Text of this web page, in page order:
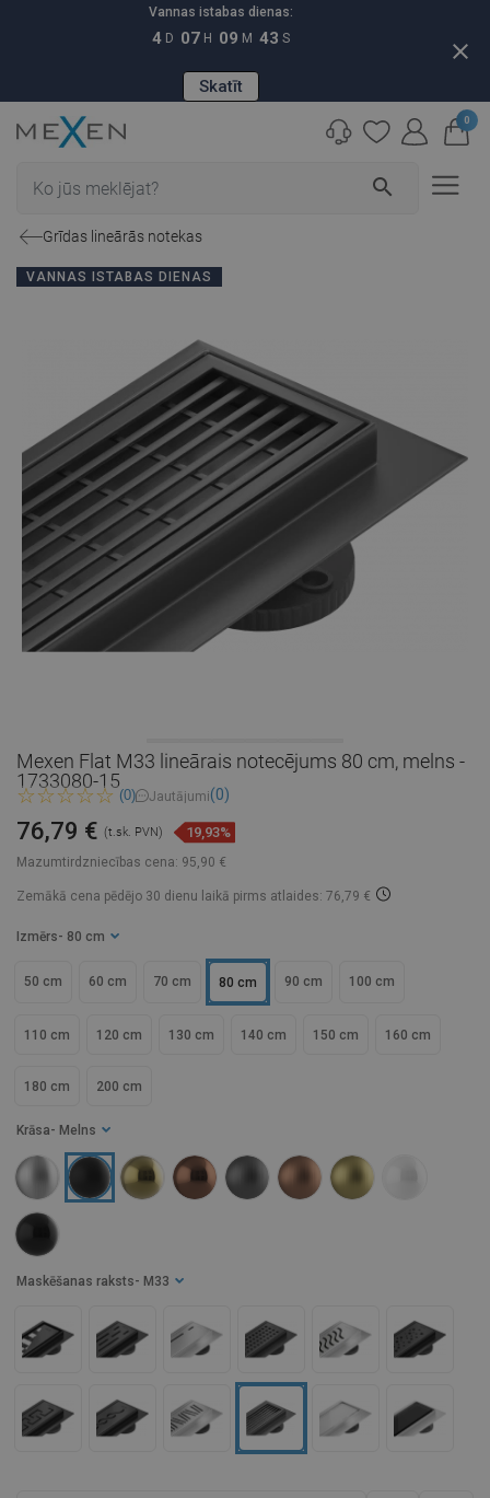
Vannas istabas dienas:
4 D 07 H 09 M 42 S
Skatīt
close
search
0
Grīdas lineārās notekas
VANNAS ISTABAS DIENAS
Mexen Flat M33 lineārais notecējums 80 cm, melns -
1733080-15
(0) Jautājumi(0)
Mazumtirdzniecības cena: 95,90 €
76,79 € (t.sk. PVN) 19,93%
Zemākā cena pēdējo 30 dienu laikā pirms atlaides: 76,79 €
Izmērs - 80 cm
50 cm 60 cm 70 cm 80 cm 90 cm 100 cm
110 cm 120 cm 130 cm 140 cm 150 cm 160 cm
180 cm 200 cm
Krāsa - Melns
Maskēšanas raksts - M33